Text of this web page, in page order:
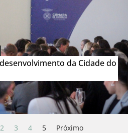
da Cidade do
2 3 4 5 Próximo